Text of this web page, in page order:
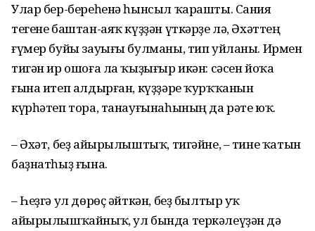
Улар бер-береһенә һынсыл ҡарашты. Сания
тегене баштан-аяҡ күҙҙән үткәрҙе лә, Әхәттең
ғүмер буйы зауығы булманы, тип уйланы. Ирмен
тигән ир ошоға ла ҡыҙығыр икән: сәсен йоҡа
ғына итеп алдырған, күҙҙәре ҡурҡҡанын
күрһәтеп тора, танауғынаһының да рәте юҡ.
– Әхәт, беҙ айырылыштыҡ, тигәйне, – тине ҡатын
баҙнатһыҙ ғына.
– Һеҙгә ул дөрөҫ әйткән, беҙ былтыр уҡ
айырылышҡайныҡ, ул бында теркәлеүҙән дә